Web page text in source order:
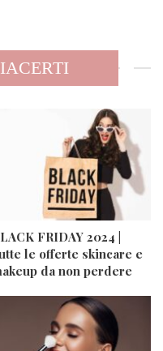
FRIDAY 2024 |
le offerte skincare e
da non perdere